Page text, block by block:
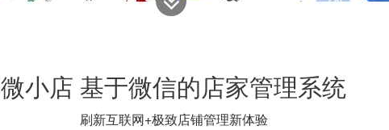
微小店 基于微信的店家管理系统
刷新互联网+极致店铺管理新体验